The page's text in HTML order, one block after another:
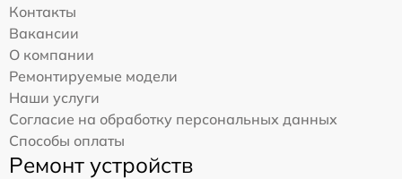
Контакты
Вакансии
О компании
Ремонтируемые модели
Наши услуги
Согласие на обработку персональных данных
Способы оплаты
Ремонт устройств